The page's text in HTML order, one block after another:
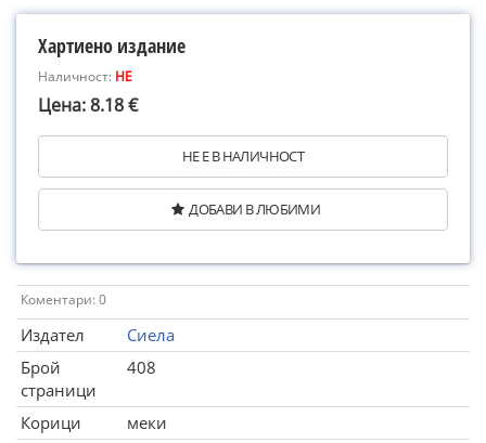
Хартиено издание
Наличност: НЕ
Цена: 8.18 €
НЕ Е В НАЛИЧНОСТ
ДОБАВИ В ЛЮБИМИ
Коментари: 0
Издател
Сиела
Брой
страници
408
Корици
меки